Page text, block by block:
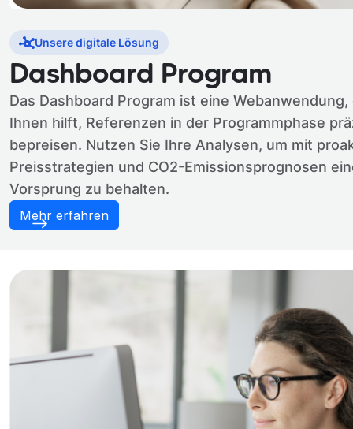
Unsere digitale Lösung
Dashboard Program
Das Dashboard Program ist eine Webanwendung,
Ihnen hilft, Referenzen in der Programmphase
bepreisen. Nutzen Sie Ihre Analysen, um mit
Preisstrategien und CO2-Emissionsprognosen
Vorsprung zu behalten.
Mehr erfahren